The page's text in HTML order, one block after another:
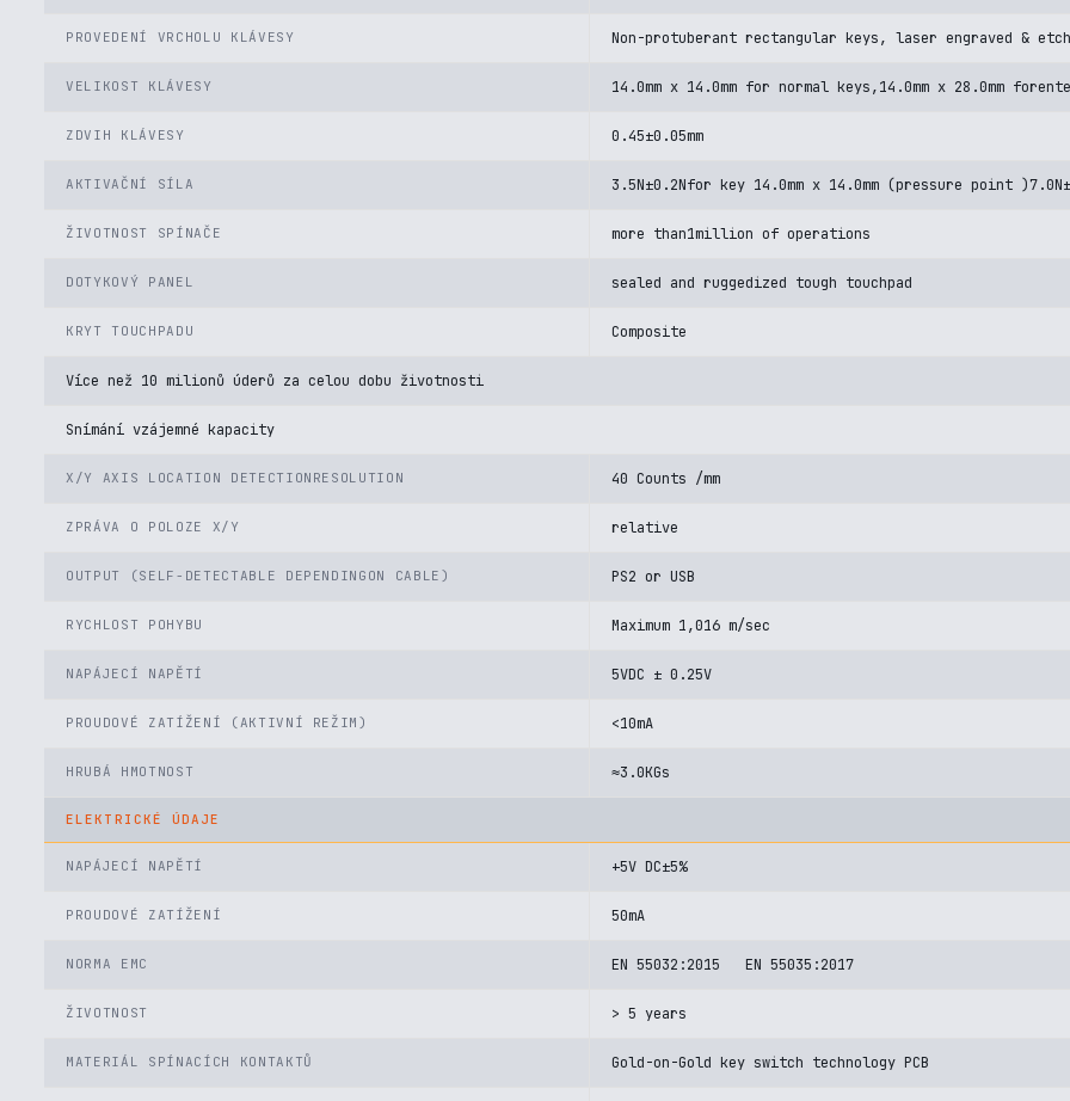
PROVEDENÍ VRCHOLU KLÁVESY Non-protuberant rectangular keys, laser engraved &
VELIKOST KLÁVESY 14.0mm x 14.0mm for normal keys,14.0mm x 28.0mm
ZDVIH KLÁVESY 0.45±0.05mm
AKTIVAČNÍ SÍLA 3.5N±0.2Nfor key 14.0mm x 14.0mm (pressure point
ŽIVOTNOST SPÍNAČE more than1million of operations
DOTYKOVÝ PANEL sealed and ruggedized tough touchpad
KRYT TOUCHPADU Composite
Více než 10 milionů úderů za celou dobu životnosti
Snímání vzájemné kapacity
X/Y AXIS LOCATION DETECTIONRESOLUTION 40 Counts /mm
ZPRÁVA O POLOZE X/Y relative
OUTPUT (SELF-DETECTABLE DEPENDINGON CABLE) PS2 or USB
RYCHLOST POHYBU Maximum 1,016 m/sec
NAPÁJECÍ NAPĚTÍ 5VDC ± 0.25V
PROUDOVÉ ZATÍŽENÍ (AKTIVNÍ REŽIM) <10mA
HRUBÁ HMOTNOST ≈3.0KGs
ELEKTRICKÉ ÚDAJE
NAPÁJECÍ NAPĚTÍ +5V DC±5%
PROUDOVÉ ZATÍŽENÍ 50mA
NORMA EMC EN 55032:2015 EN 55035:2017
ŽIVOTNOST > 5 years
MATERIÁL SPÍNACÍCH KONTAKTŮ Gold-on-Gold key switch technology PCB